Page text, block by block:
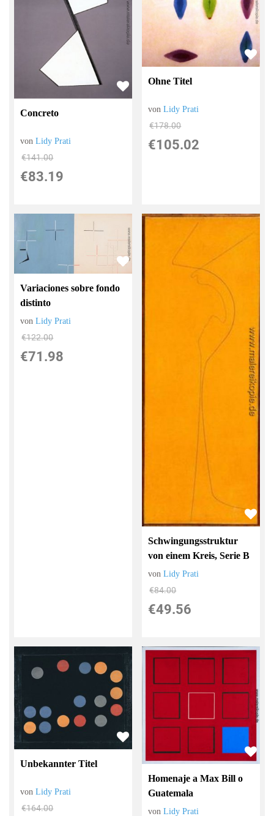
Concreto
vonLidy Prati
€141.00
€83.19
Ohne Titel
vonLidy Prati
€178.00
€105.02
Variaciones sobre fondo
distinto
vonLidy Prati
€122.00
€71.98
Schwingungsstruktur
von einem Kreis, Serie B
vonLidy Prati
€84.00
€49.56
Unbekannter Titel
vonLidy Prati
€164.00
Homenaje a Max Bill o
Guatemala
vonLidy Prati